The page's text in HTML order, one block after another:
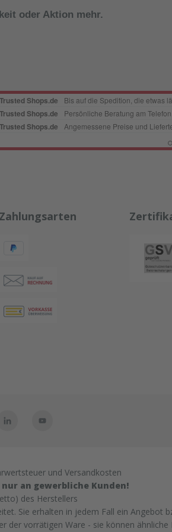
oder Aktion mehr.
Zahlungsarten
und Versandkosten
an gewerbliche Kunden!
des Herstellers
Sie erhalten in jedem Fall ein Angebot
der vorrätigen Ware - sie können ähnliche